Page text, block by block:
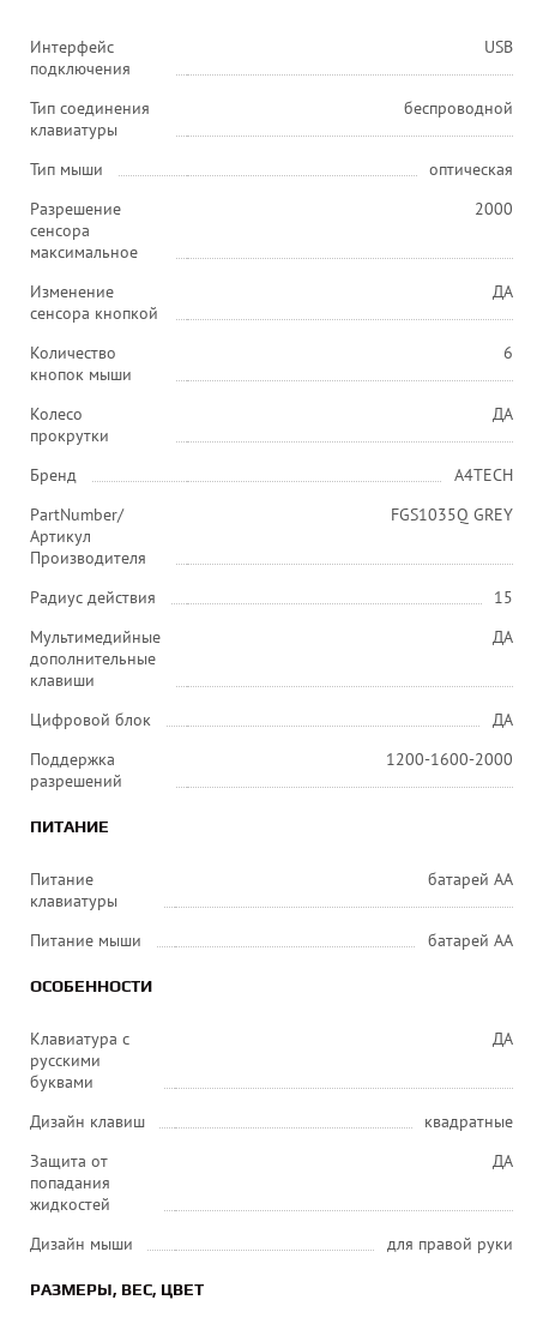
Интерфейс
подключения
USB
Тип соединения
клавиатуры
беспроводной
Тип мыши
оптическая
Разрешение
сенсора
максимальное
2000
Изменение
сенсора кнопкой
ДА
Количество
кнопок мыши
6
Колесо
прокрутки
ДА
Бренд
A4TECH
PartNumber/
Артикул
Производителя
FGS1035Q GREY
Радиус действия
15
Мультимедийные
дополнительные
клавиши
ДА
Цифровой блок
ДА
Поддержка
разрешений
1200-1600-2000
ПИТАНИЕ
Питание
клавиатуры
батарей АА
Питание мыши батарей AA
ОСОБЕННОСТИ
Клавиатура с
русскими
буквами
ДА
Дизайн клавиш
квадратные
Защита от
попадания
жидкостей
ДА
Дизайн мыши для правой руки
РАЗМЕРЫ, ВЕС, ЦВЕТ